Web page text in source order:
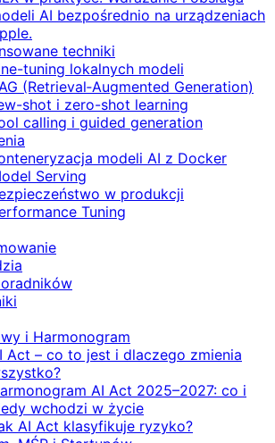
AI bezpośrednio na urządzeniach
techniki
tuning lokalnych modeli
(Retrieval‑Augmented Generation)
shot i zero-shot learning
calling i guided generation
modeli AI z Docker
Serving
w produkcji
Tuning
i Harmonogram
Act – co to jest i dlaczego zmienia
AI Act 2025–2027: co i
wchodzi w życie
AI Act klasyfikuje ryzyko?